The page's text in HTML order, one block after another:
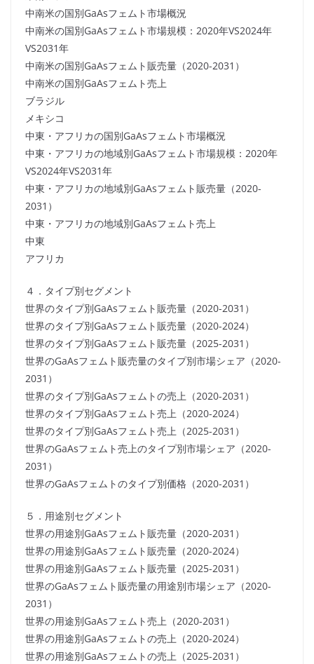
中南米の国別GaAsフェムト市場概況
中南米の国別GaAsフェムト市場規模：2020年VS2024年
VS2031年
中南米の国別GaAsフェムト販売量（2020-2031）
中南米の国別GaAsフェムト売上
ブラジル
メキシコ
中東・アフリカの国別GaAsフェムト市場概況
中東・アフリカの地域別GaAsフェムト市場規模：2020年
VS2024年VS2031年
中東・アフリカの地域別GaAsフェムト販売量（2020-
2031）
中東・アフリカの地域別GaAsフェムト売上
中東
アフリカ
４．タイプ別セグメント
世界のタイプ別GaAsフェムト販売量（2020-2031）
世界のタイプ別GaAsフェムト販売量（2020-2024）
世界のタイプ別GaAsフェムト販売量（2025-2031）
世界のGaAsフェムト販売量のタイプ別市場シェア（2020-
2031）
世界のタイプ別GaAsフェムトの売上（2020-2031）
世界のタイプ別GaAsフェムト売上（2020-2024）
世界のタイプ別GaAsフェムト売上（2025-2031）
世界のGaAsフェムト売上のタイプ別市場シェア（2020-
2031）
世界のGaAsフェムトのタイプ別価格（2020-2031）
５．用途別セグメント
世界の用途別GaAsフェムト販売量（2020-2031）
世界の用途別GaAsフェムト販売量（2020-2024）
世界の用途別GaAsフェムト販売量（2025-2031）
世界のGaAsフェムト販売量の用途別市場シェア（2020-
2031）
世界の用途別GaAsフェムト売上（2020-2031）
世界の用途別GaAsフェムトの売上（2020-2024）
世界の用途別GaAsフェムトの売上（2025-2031）